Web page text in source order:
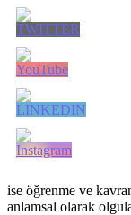
ise öğrenme ve
anlamsal olarak